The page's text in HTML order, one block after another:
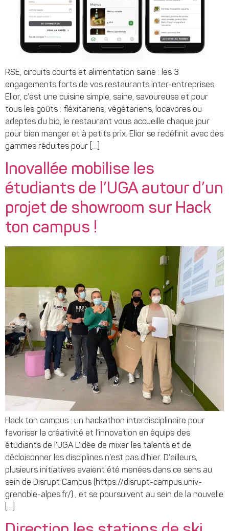
RSE, circuits courts et alimentation saine : les 3
engagements forts de vos restaurants inter-entreprises
Elior, c’est une cuisine simple, saine, savoureuse et pour
tous les goûts : fléxitariens, végétariens, locavores ou
adeptes du bio, le restaurant vous accueille chaque jour
pour bien manger et à petits prix. Elior se redéfinit avec des
gammes réduites pour […]
Inovallée mobilise les
étudiants de l’UGA autour d’un
projet de showroom sur Hack
ton campus !
Hack ton campus : un hackathon interdisciplinaire pour
favoriser la créativité et l’innovation en équipe des
étudiants de l’UGA L’idée de mixer les talents et de
décloisonner les disciplines n’est pas d’hier. D’ailleurs,
plusieurs initiatives avaient été menées dans ce sens au
sein de Disrupt Campus (https://disrupt-campus.univ-
grenoble-alpes.fr/) , et se poursuivent au sein de la nouvelle
[…]